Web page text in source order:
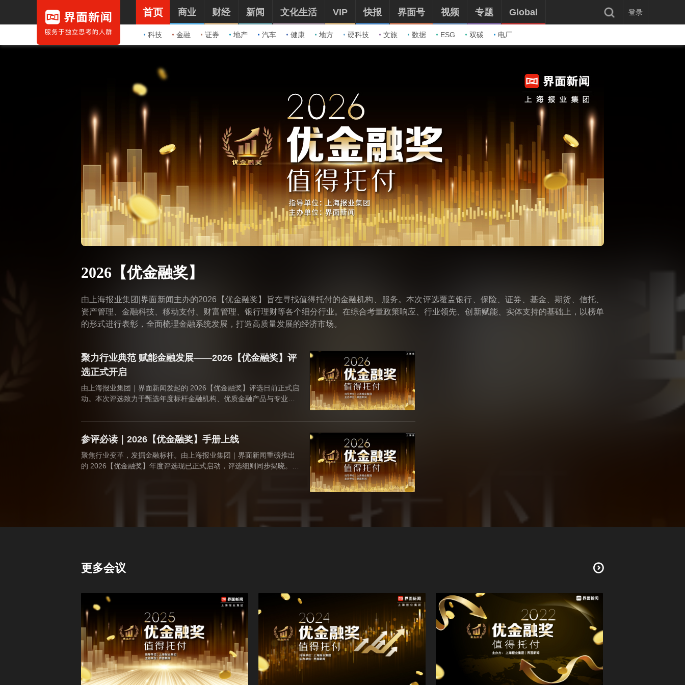
首页
科技 金融 证券 地产 汽车 健康 地方 硬科技 文旅 数据 ESG 双碳 电厂
商业 财经 新闻 文化生活 VIP 快报 界面号 视频 专题 Global 登录
2026【优金融奖】
由上海报业集团|界面新闻主办的2026【优金融奖】旨在寻找值得托付的金融机构、服务。本次评选覆盖银行、保险、证券、基金、期货、信托、
资产管理、金融科技、移动支付、财富管理、银行理财等各个细分行业。在综合考量政策响应、行业领先、创新赋能、实体支持的基础上，以榜单
的形式进行表彰，全面梳理金融系统发展，打造高质量发展的经济市场。
聚力行业典范 赋能金融发展——2026【优金融奖】评
选正式开启
由上海报业集团｜界面新闻发起的 2026【优金融奖】评选日前正式启
动。本次评选致力于甄选年度标杆金融机构、优质金融产品与专业服
梳理行业发展脉络、树立行业标杆，助力金融市场平稳健康、高质量
参评必读｜2026【优金融奖】手册上线
聚焦行业变革，发掘金融标杆。由上海报业集团｜界面新闻重磅推出
的 2026【优金融奖】年度评选现已正式启动，评选细则同步揭晓。本
更多会议